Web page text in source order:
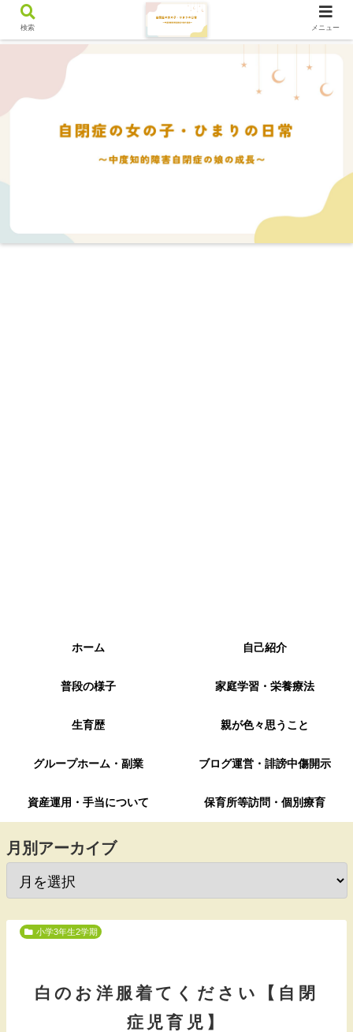
ホーム 自己紹介
普段の様子 家庭学習・栄養療法
生育歴 親が色々思うこと
グループホーム・副業 ブログ運営・誹謗中傷開示
資産運用・手当について 保育所等訪問・個別療育
月別アーカイブ
小学3年生2学期
白のお洋服着てください【自閉
症児育児】
検索 メニュー